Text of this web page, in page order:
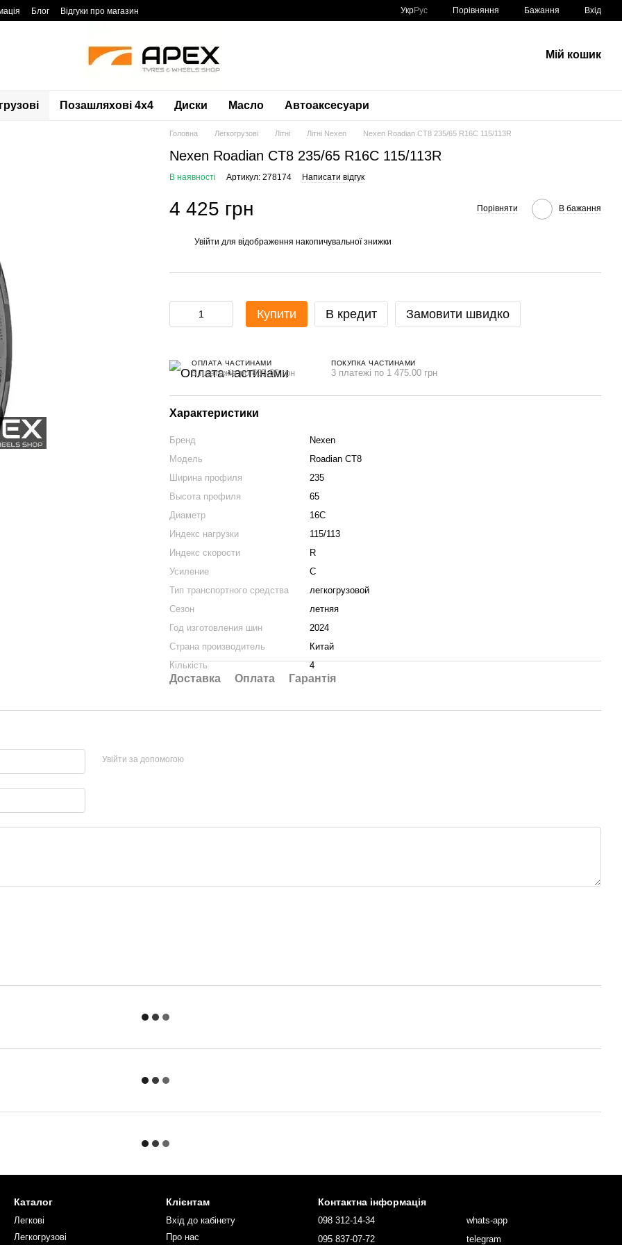
Блог Відгуки про магазин УкрРус Порівняння Бажання Вхід
Мій кошик
Позашляхові 4х4 Диски Масло Автоаксесуари
Головна Легкогрузові Літні Літні Nexen Nexen Roadian CT8 235/65 R16C 115/113R
Nexen Roadian CT8 235/65 R16C 115/113R
В наявності Артикул: 278174 Написати відгук
4 425 грн Порівняти В бажання
Увійти для відображення накопичувальної знижки
Купити В кредит Замовити швидко
ОПЛАТА ЧАСТИНАМИ
5 платежів по 885.00 грн
ПОКУПКА ЧАСТИНАМИ
3 платежі по 1 475.00 грн
Характеристики
Бренд
Nexen
Модель
Roadian CT8
Ширина профиля
235
Высота профиля
65
Диаметр
16C
Индекс нагрузки
115/113
Индекс скорости
R
Усиление
C
Тип транспортного средства
легкогрузовой
Сезон
летняя
Год изготовления шин
2024
Страна производитель
Китай
Кількість
4
Доставка Оплата Гарантія
Увійти за допомогою
Каталог
Легкові
Легкогрузові
Клієнтам
Вхід до кабінету
Про нас
Контактна інформація
098 312-14-34
095 837-07-72
whats-app
telegram